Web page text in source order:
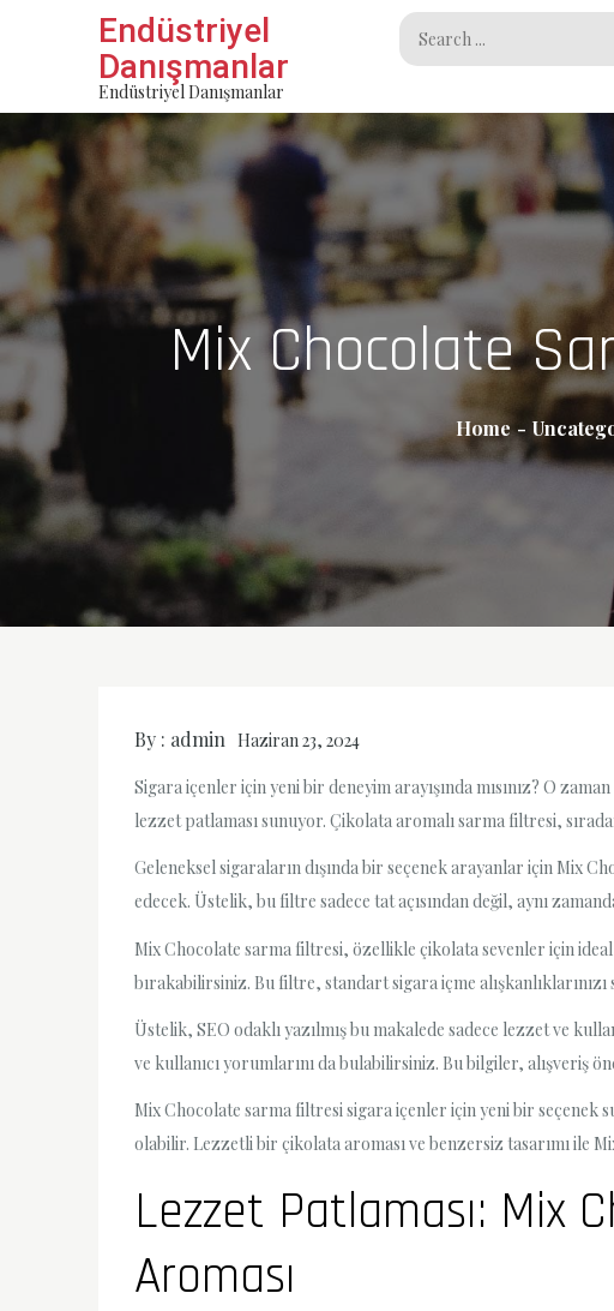
Endüstriyel
Danışmanlar
Endüstriyel Danışmanlar
Search
for:
Mix Chocolate
Home
By : admin Haziran 23, 2024
Sigara içenler için yeni bir deneyim arayışında mısınız? O
lezzet patlaması sunuyor. Çikolata aromalı sarma filtresi,
Geleneksel sigaraların dışında bir seçenek arayanlar için Mix
edecek. Üstelik, bu filtre sadece tat açısından değil, aynı
Mix Chocolate sarma filtresi, özellikle çikolata sevenler için
bırakabilirsiniz. Bu filtre, standart sigara içme
Üstelik, SEO odaklı yazılmış bu makalede sadece lezzet ve
ve kullanıcı yorumlarını da bulabilirsiniz. Bu bilgiler, alışveriş
Mix Chocolate sarma filtresi sigara içenler için yeni bir seçenek
olabilir. Lezzetli bir çikolata aroması ve benzersiz tasarımı ile
Lezzet Patlaması: Mix
Aroması